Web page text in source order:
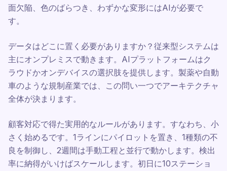
面欠陥、色のばらつき、わずかな変形にはAIが必要で
す。
データはどこに置く必要がありますか？従来型システムは
主にオンプレミスで動きます。AIプラットフォームはク
ラウドかオンデバイスの選択肢を提供します。製薬や自動
車のような規制産業では、この問い一つでアーキテクチャ
全体が決まります。
顧客対応で得た実用的なルールがあります。すなわち、小
さく始めるです。1ラインにパイロットを置き、1種類の不
良を制御し、2週間は手動工程と並行で動かします。検出
率に納得がいけばスケールします。初日に10ステーショ